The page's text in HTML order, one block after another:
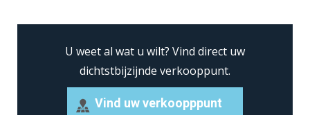
U weet al wat u wilt? Vind direct uw
dichtstbijzijnde verkooppunt.
Vind uw verkoopppunt